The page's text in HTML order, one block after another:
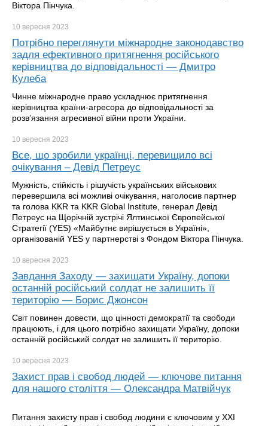
Віктора Пінчука.
10 вересня 2023
Потрібно переглянути міжнародне законодавство
задля ефективного притягнення російського
керівництва до відповідальності — Дмитро
Кулеба
Чинне міжнародне право ускладнює притягнення
керівництва країни-агресора до відповідальності за
розв’язання агресивної війни проти України.
10 вересня 2023
Все, що зробили українці, перевищило всі
очікування – Девід Петреус
Мужність, стійкість і рішучість українських військових
перевершила всі можливі очікування, наголосив партнер
та голова KKR та KKR Global Institute, генерал Девід
Петреус на Щорічній зустрічі Ялтинської Європейської
Стратегії (YES) «Майбутнє вирішується в Україні»,
організованій YES у партнерстві з Фондом Віктора Пінчука.
10 вересня 2023
Завдання Заходу — захищати Україну, допоки
останній російський солдат не залишить її
територію — Борис Джонсон
Світ повинен довести, що цінності демократії та свободи
працюють, і для цього потрібно захищати Україну, допоки
останній російський солдат не залишить її територію.
10 вересня 2023
Захист прав і свобод людей — ключове питання
для нашого століття — Олександра Матвійчук
Питання захисту прав і свобод людини є ключовим у ХХІ